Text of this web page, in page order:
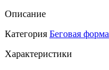
Описание
Категория Беговая форма
Характеристики